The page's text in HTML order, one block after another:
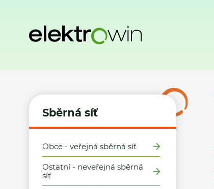
Sběrná síť
Obce - veřejná sběrná síť
Ostatní - neveřejná sběrná
síť